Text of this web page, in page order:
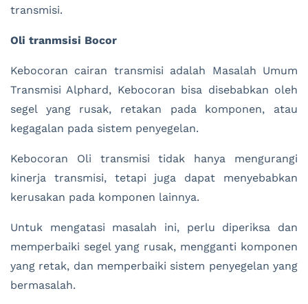
transmisi.
Oli tranmsisi Bocor
Kebocoran cairan transmisi adalah Masalah Umum
Transmisi Alphard, Kebocoran bisa disebabkan oleh
segel yang rusak, retakan pada komponen, atau
kegagalan pada sistem penyegelan.
Kebocoran Oli transmisi tidak hanya mengurangi
kinerja transmisi, tetapi juga dapat menyebabkan
kerusakan pada komponen lainnya.
Untuk mengatasi masalah ini, perlu diperiksa dan
memperbaiki segel yang rusak, mengganti komponen
yang retak, dan memperbaiki sistem penyegelan yang
bermasalah.